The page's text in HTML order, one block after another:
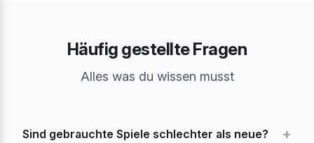
Häufig gestellte Fragen
Alles was du wissen musst
Sind gebrauchte Spiele schlechter als neue? +